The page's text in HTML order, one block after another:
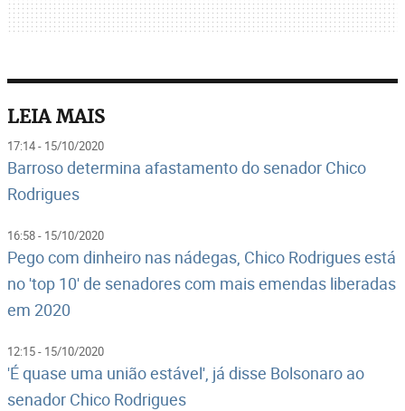
LEIA MAIS
17:14 - 15/10/2020
Barroso determina afastamento do senador Chico
Rodrigues
16:58 - 15/10/2020
Pego com dinheiro nas nádegas, Chico Rodrigues está
no 'top 10' de senadores com mais emendas liberadas
em 2020
12:15 - 15/10/2020
'É quase uma união estável', já disse Bolsonaro ao
senador Chico Rodrigues